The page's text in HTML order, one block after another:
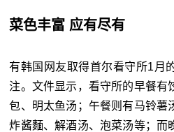
菜色丰富 应有尽有
有韩国 网友取得首尔看守所1月
注。文件显示，看守所的早餐有
包、明太鱼汤；午餐则有马铃薯
炸酱麵、解酒汤、泡菜汤等；而